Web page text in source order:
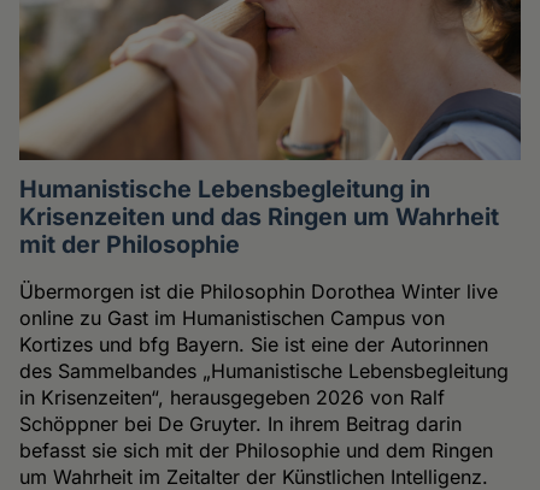
Humanistische Lebensbegleitung in
Krisenzeiten und das Ringen um Wahrheit
mit der Philosophie
Übermorgen ist die Philosophin Dorothea Winter live
online zu Gast im Humanistischen Campus von
Kortizes und bfg Bayern. Sie ist eine der Autorinnen
des Sammelbandes „Humanistische Lebensbegleitung
in Krisenzeiten“, herausgegeben 2026 von Ralf
Schöppner bei De Gruyter. In ihrem Beitrag darin
befasst sie sich mit der Philosophie und dem Ringen
um Wahrheit im Zeitalter der Künstlichen Intelligenz.